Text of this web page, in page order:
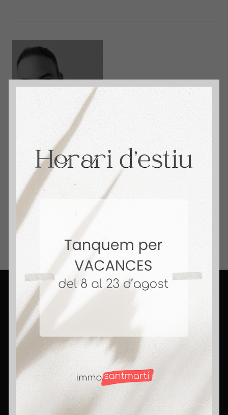
immosantmarti
David Aceituno. + 14 años Vendiendo Hogares.
4,9 🌟 Reseñas en Google. Tu Agente
Inmobiliario.
+ 14 Años Vendiendo Hogares. Honestidad,
compromiso y pasión. Rompemos mitos,
porque aquí somos agentes con corazón.